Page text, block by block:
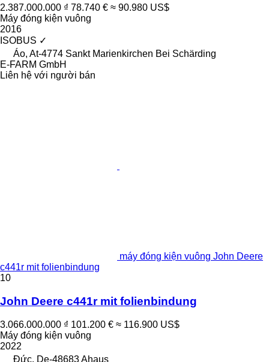
2.387.000.000 ₫ 78.740 € ≈ 90.980 US$
Máy đóng kiện vuông
2016
ISOBUS ✓
Áo, At-4774 Sankt Marienkirchen Bei Schärding
E-FARM GmbH
Liên hệ với người bán
máy đóng kiện vuông John Deere
c441r mit folienbindung
10
John Deere c441r mit folienbindung
3.066.000.000 ₫ 101.200 € ≈ 116.900 US$
Máy đóng kiện vuông
2022
Đức, De-48683 Ahaus